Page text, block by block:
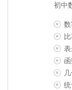
初中